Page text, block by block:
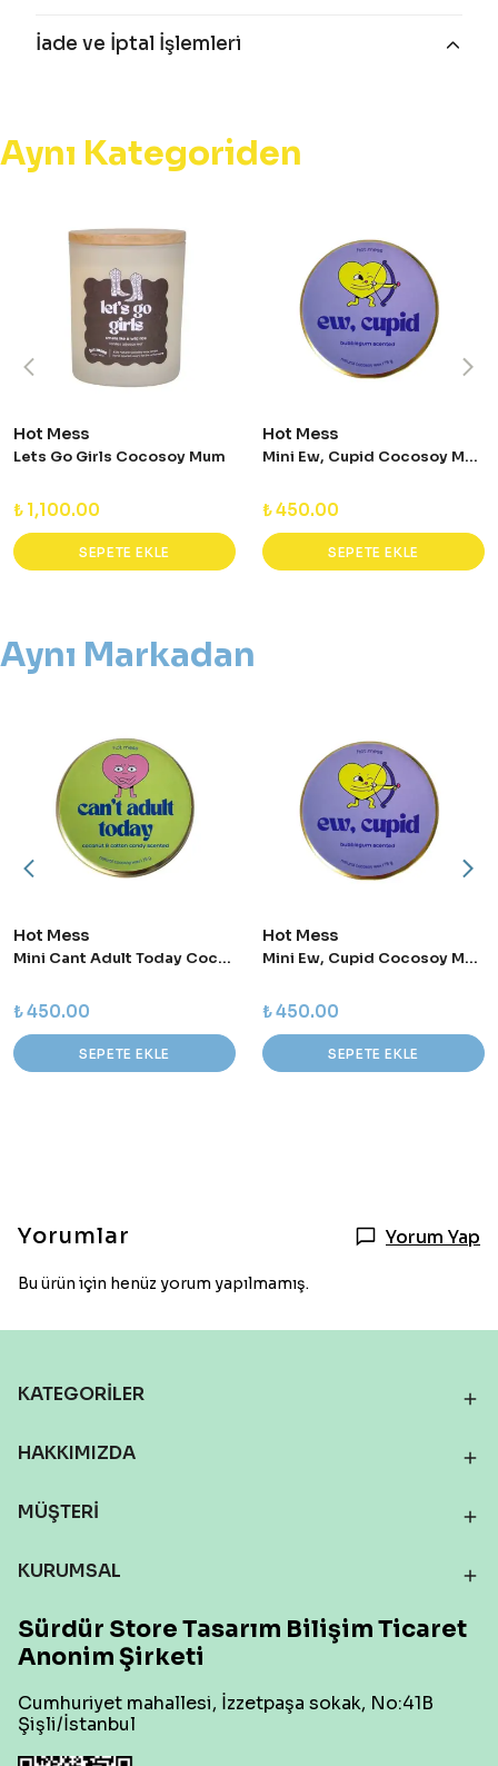
İade ve İptal İşlemleri
Aynı Kategoriden
Hot Mess
Lets Go Girls Cocosoy Mum
₺ 1,100.00
SEPETE EKLE
Hot Mess
Mini Ew, Cupid Cocosoy Mum
₺ 450.00
SEPETE EKLE
Aynı Markadan
Hot Mess
Mini Cant Adult Today Cocosoy Mum
₺ 450.00
SEPETE EKLE
Hot Mess
Mini Ew, Cupid Cocosoy Mum
₺ 450.00
SEPETE EKLE
Yorumlar Yorum Yap
Bu ürün için henüz yorum yapılmamış.
KATEGORİLER
HAKKIMIZDA
MÜŞTERİ
KURUMSAL
Sürdür Store Tasarım Bilişim Ticaret
Anonim Şirketi
Cumhuriyet mahallesi, İzzetpaşa sokak, No:41B
Şişli/İstanbul